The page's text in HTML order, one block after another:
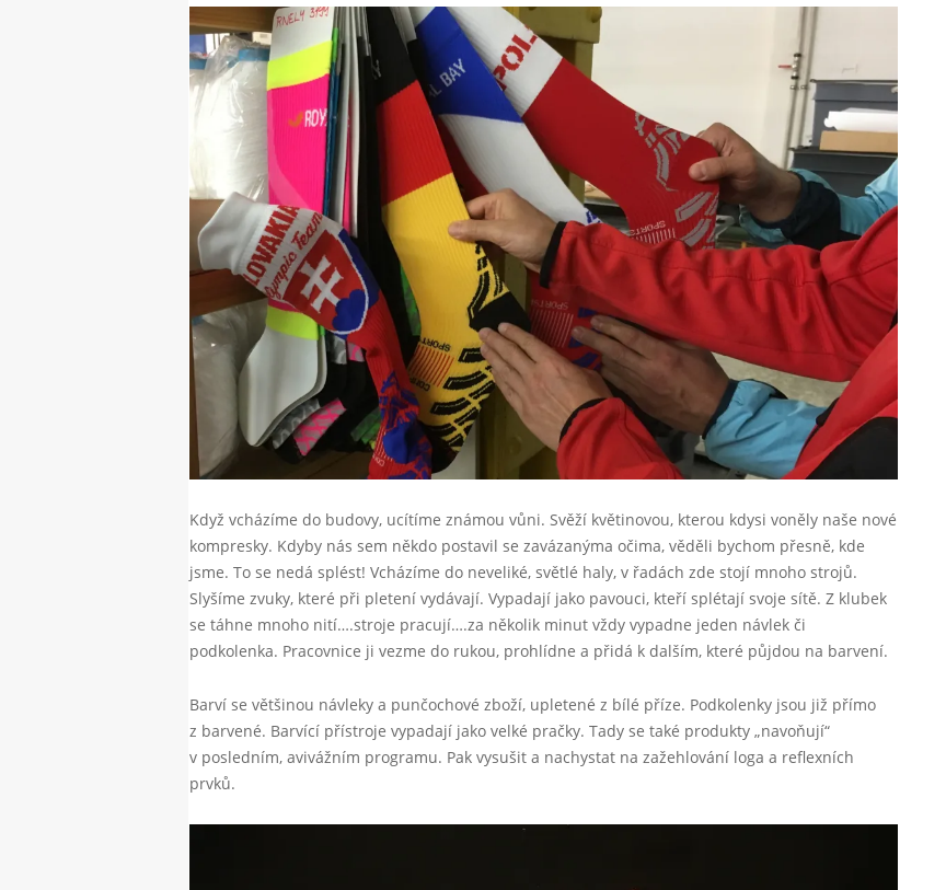
Když vcházíme do budovy, ucítíme známou vůni. Svěží květinovou, kterou kdysi voněly naše nové
kompresky. Kdyby nás sem někdo postavil se zavázanýma očima, věděli bychom přesně, kde
jsme. To se nedá splést! Vcházíme do neveliké, světlé haly, v řadách zde stojí mnoho strojů.
Slyšíme zvuky, které při pletení vydávají. Vypadají jako pavouci, kteří splétají svoje sítě. Z klubek
se táhne mnoho nití….stroje pracují….za několik minut vždy vypadne jeden návlek či
podkolenka. Pracovnice ji vezme do rukou, prohlídne a přidá k dalším, které půjdou na barvení.
Barví se většinou návleky a punčochové zboží, upletené z bílé příze. Podkolenky jsou již přímo
z barvené. Barvící přístroje vypadají jako velké pračky. Tady se také produkty „navoňují“
v posledním, avivážním programu. Pak vysušit a nachystat na zažehlování loga a reflexních
prvků.